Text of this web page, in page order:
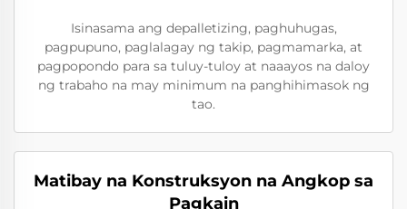
Isinasama ang depalletizing, paghuhugas,
pagpupuno, paglalagay ng takip, pagmamarka, at
pagpopondo para sa tuluy-tuloy at naaayos na daloy
ng trabaho na may minimum na panghihimasok ng
tao.
Matibay na Konstruksyon na Angkop sa
Pagkain